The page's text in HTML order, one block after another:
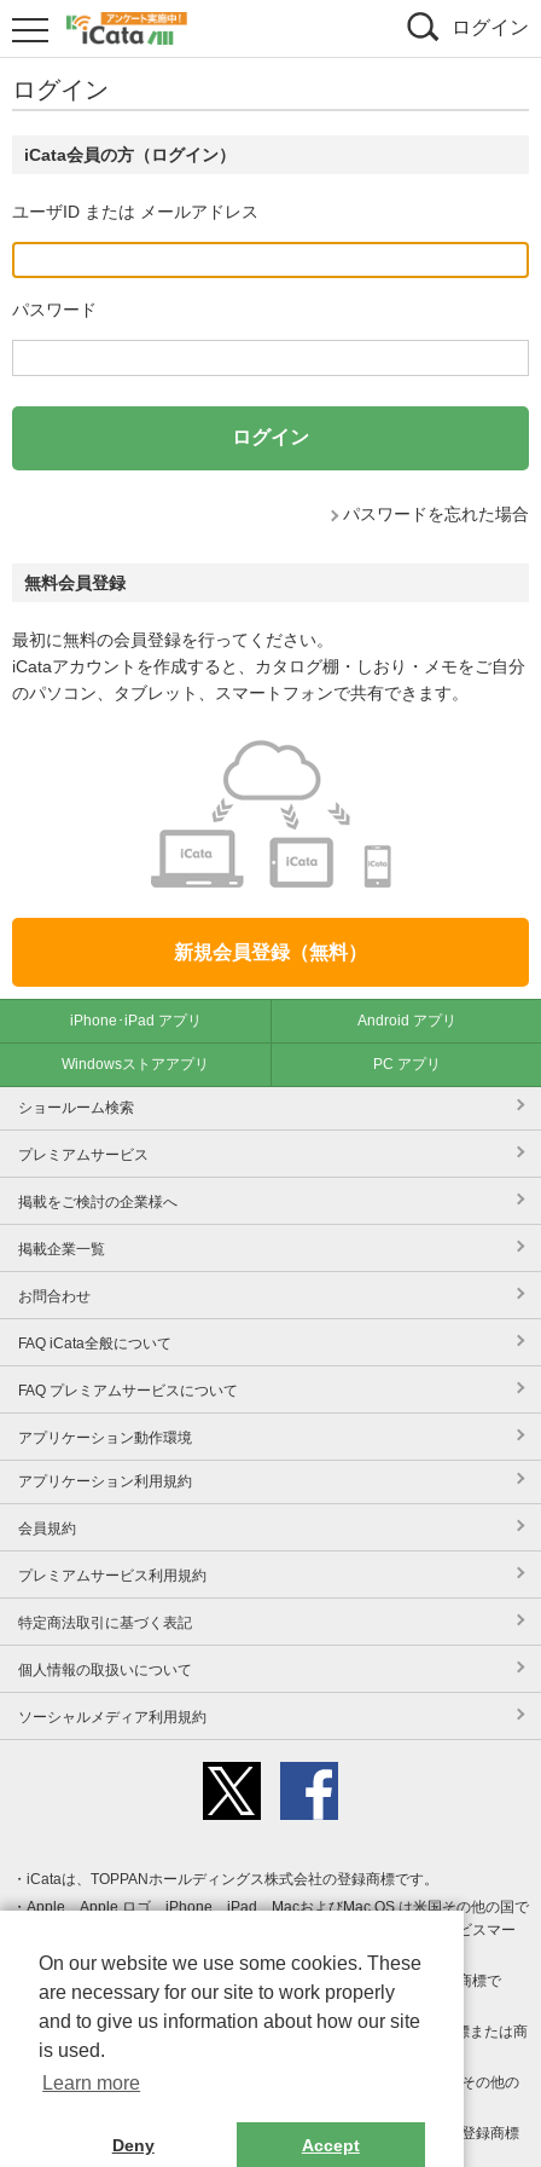
ログイン
ログイン
iCata会員の方（ログイン）
ユーザID または メールアドレス
パスワード
パスワードを忘れた場合
無料会員登録
最初に無料の会員登録を行ってください。
iCataアカウントを作成すると、カタログ棚・しおり・メモをご自分
のパソコン、タブレット、スマートフォンで共有できます。
新規会員登録（無料）
iPhone･iPad アプリ Android アプリ
Windowsストアアプリ PC アプリ
ショールーム検索
プレミアムサービス
掲載をご検討の企業様へ
掲載企業一覧
お問合わせ
FAQ iCata全般について
FAQ プレミアムサービスについて
アプリケーション動作環境
アプリケーション利用規約
会員規約
プレミアムサービス利用規約
特定商法取引に基づく表記
個人情報の取扱いについて
ソーシャルメディア利用規約
iCataは、TOPPANホールディングス株式会社の登録商標です。
Apple、Apple ロゴ、iPhone、iPad、MacおよびMac OS は米国その他の国で
登録された Apple Inc. の商標です。App Store は Apple Inc. のサービスマー
クです。
Android、Google Play および Google Play ロゴ は Google LLC の商標で
す。
Windows は Microsoft Inc.の米国およびその他の国における登録商標または商
標です。
Adobe、Adobe Reader、Adobe PDF は、Adobe Inc.の米国およびその他の
その他、記載されている会社名、商品名、ロゴは各社の商標または登録商標
On our website we use some cookies. These
are necessary for our site to work properly
and to give us information about how our site
is used.
Learn more
Deny Accept